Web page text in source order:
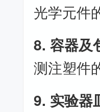
光学元件
8. 容器及
测注塑件
9. 实验器